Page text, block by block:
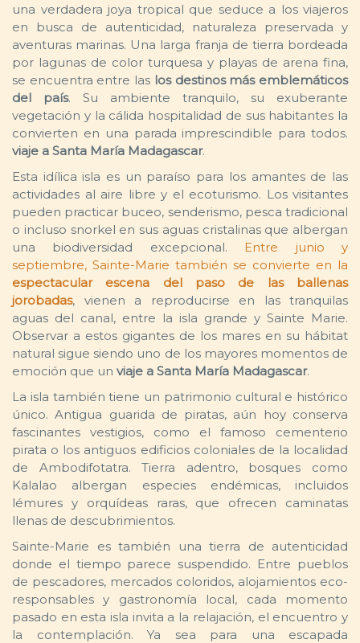
una verdadera joya tropical que seduce a los viajeros
en busca de autenticidad, naturaleza preservada y
aventuras marinas. Una larga franja de tierra bordeada
por lagunas de color turquesa y playas de arena fina,
se encuentra entre las los destinos más emblemáticos
del país. Su ambiente tranquilo, su exuberante
vegetación y la cálida hospitalidad de sus habitantes la
convierten en una parada imprescindible para todos.
viaje a Santa María Madagascar.
Esta idílica isla es un paraíso para los amantes de las
actividades al aire libre y el ecoturismo. Los visitantes
pueden practicar buceo, senderismo, pesca tradicional
o incluso snorkel en sus aguas cristalinas que albergan
una biodiversidad excepcional. Entre junio y
septiembre, Sainte-Marie también se convierte en la
espectacular escena del paso de las ballenas
jorobadas, vienen a reproducirse en las tranquilas
aguas del canal, entre la isla grande y Sainte Marie.
Observar a estos gigantes de los mares en su hábitat
natural sigue siendo uno de los mayores momentos de
emoción que un viaje a Santa María Madagascar.
La isla también tiene un patrimonio cultural e histórico
único. Antigua guarida de piratas, aún hoy conserva
fascinantes vestigios, como el famoso cementerio
pirata o los antiguos edificios coloniales de la localidad
de Ambodifotatra. Tierra adentro, bosques como
Kalalao albergan especies endémicas, incluidos
lémures y orquídeas raras, que ofrecen caminatas
llenas de descubrimientos.
Sainte-Marie es también una tierra de autenticidad
donde el tiempo parece suspendido. Entre pueblos
de pescadores, mercados coloridos, alojamientos eco-
responsables y gastronomía local, cada momento
pasado en esta isla invita a la relajación, el encuentro y
la contemplación. Ya sea para una escapada